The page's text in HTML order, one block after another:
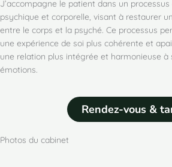
J’accompagne le patient dans un
psychique et corporelle, visant à restaurer
entre le corps et la psyché. Ce processus
une expérience de soi plus cohérente et
une relation plus intégrée et harmonieuse à
émotions.
Rendez-vous &
Photos du cabinet